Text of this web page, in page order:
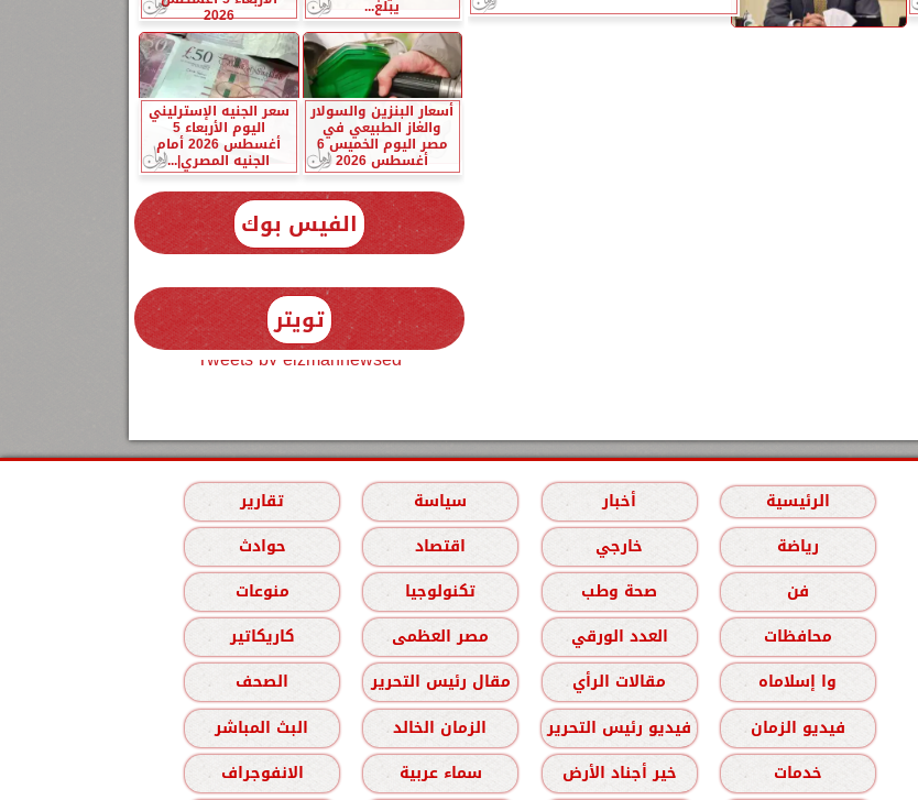
يبلغ... 2026
أسعار البنزين والسولار
والغاز الطبيعي في
مصر اليوم الخميس 6
أغسطس 2026
سعر الجنيه الإسترليني
اليوم الأربعاء 5
أغسطس 2026 أمام
الجنيه المصري|...
الفيس بوك
تويتر
Tweets by elzmannewseg
الرئيسية أخبار سياسة
تقارير
رياضة
خارجي اقتصاد
حوادث
فن
صحة وطب تكنولوجيا
منوعات
محافظات
العدد الورقي مصر العظمى
كاريكاتير
وا إسلاماه
مقالات الرأي مقال رئيس التحرير
الصحف
فيديو الزمان
فيديو رئيس التحرير الزمان الخالد
البث المباشر
خدمات
خير أجناد الأرض سماء عربية الانفوجراف